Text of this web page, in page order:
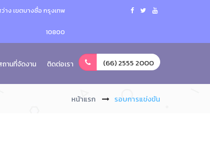
าง เขตบางซื่อ กรุงเทพ
10800
ถานที่จัดงาน ติดต่อเรา (66) 2555 2000
หน้าแรก รอบการแข่งขัน